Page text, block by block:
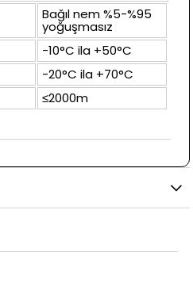
Bağıl nem %5-%95
yoğuşmasız
-10°C ila +50°C
-20°C ila +70°C
≤2000m